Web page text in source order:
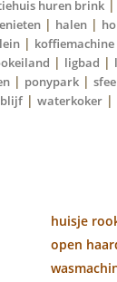
huren brink |
| halen |
| koffiemachine
| ligbad |
| ponypark |
| waterkoker |
huisje
open